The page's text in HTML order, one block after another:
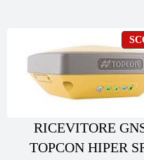
RICEVITORE
TOPCON HIPER